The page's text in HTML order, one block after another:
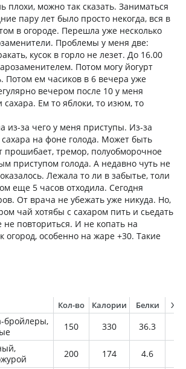
плохи, можно так сказать. Заниматься
пару лет было просто некогда, вся в
в огороде. Перешла уже несколько
Проблемы у меня две:
кусок в горло не лезет. До 16.00
Потом могу йогурт
Потом ем часиков в 6 вечера уже
вечером после 10 у меня
сахара. Ем то яблоки, то изюм, то
из-за чего у меня приступы. Из-за
на фоне голода. Может быть
прошибает, тремор, полуобморочное
приступом голода. А недавно чуть не
Лежала то ли в забытье, толи
еще 5 часов отходила. Сегодня
От врача не убежать уже никуда. Но,
чай хотябы с сахаром пить и сьедать
не повториться. И не копать на
огород, особенно на жаре +30. Такие
Кол-во Калории Белки
бройлеры,
150 330 36.3
200 174 4.6